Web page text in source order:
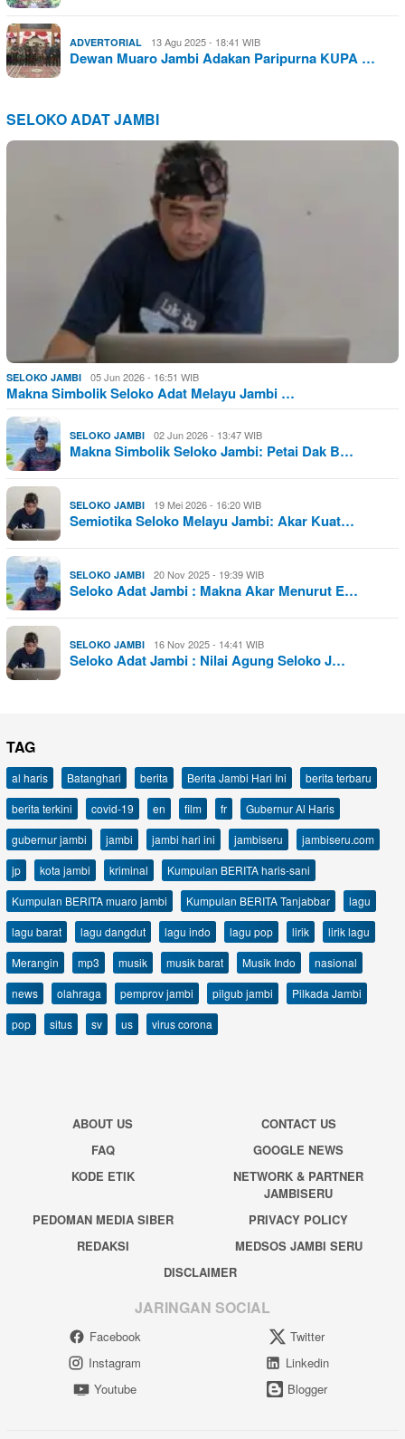
ADVERTORIAL 13 Agu 2025 - 18:41 WIB
Dewan Muaro Jambi Adakan Paripurna KUPA …
SELOKO ADAT JAMBI
SELOKO JAMBI 05 Jun 2026 - 16:51 WIB
Makna Simbolik Seloko Adat Melayu Jambi …
SELOKO JAMBI 02 Jun 2026 - 13:47 WIB
Makna Simbolik Seloko Jambi: Petai Dak B…
SELOKO JAMBI 19 Mei 2026 - 16:20 WIB
Semiotika Seloko Melayu Jambi: Akar Kuat…
SELOKO JAMBI 20 Nov 2025 - 19:39 WIB
Seloko Adat Jambi : Makna Akar Menurut E…
SELOKO JAMBI 16 Nov 2025 - 14:41 WIB
Seloko Adat Jambi : Nilai Agung Seloko J…
TAG
al haris Batanghari berita Berita Jambi Hari Ini
berita terbaru
berita terkini
covid-19 en film fr
Gubernur Al Haris
gubernur jambi
jambi jambi hari ini jambiseru
jambiseru.com
jp
kota jambi kriminal
Kumpulan BERITA haris-sani
Kumpulan BERITA muaro jambi
Kumpulan BERITA Tanjabbar
lagu
lagu barat
lagu dangdut lagu indo lagu pop lirik
lirik lagu
Merangin
mp3 musik musik barat Musik Indo
nasional
news
olahraga pemprov jambi pilgub jambi
Pilkada Jambi
pop
situs sv us virus corona
ABOUT US
CONTACT US
FAQ
GOOGLE NEWS
KODE ETIK
NETWORK & PARTNER
JAMBISERU
PEDOMAN MEDIA SIBER
PRIVACY POLICY
REDAKSI
MEDSOS JAMBI SERU
DISCLAIMER
JARINGAN SOCIAL
Facebook
Twitter
Instagram
Linkedin
Youtube
Blogger